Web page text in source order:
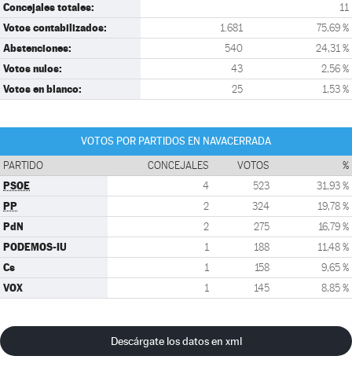
Concejales totales: 11
Votos contabilizados: 1.681 75,69 %
Abstenciones: 540 24,31 %
Votos nulos: 43 2,56 %
Votos en blanco: 25 1,53 %
VOTOS POR PARTIDOS EN NAVACERRADA
PARTIDO CONCEJALES VOTOS %
PSOE 4 523 31,93 %
PP 2 324 19,78 %
PdN 2 275 16,79 %
PODEMOS-IU 1 188 11,48 %
Cs 1 158 9,65 %
VOX 1 145 8,85 %
Descárgate los datos en xml